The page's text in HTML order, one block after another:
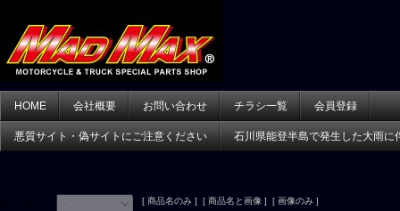
HOME 会社概要 お問い合わせ チラシ一覧 会員登録
悪質サイト・偽サイトにご注意ください 石川県能登半島で発生した大雨に
[ 商品名のみ ] [ 商品名と画像 ] [ 画像のみ ]